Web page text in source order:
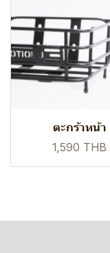
ตะกร้าหน้า
1,590 THB